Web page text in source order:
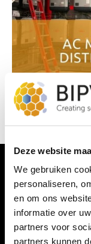
Deze website
We gebruiken
personaliseren,
en om ons
informatie over
partners voor
partners kunnen
NeemContact